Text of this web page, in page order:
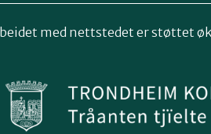
med nettstedet er støttet